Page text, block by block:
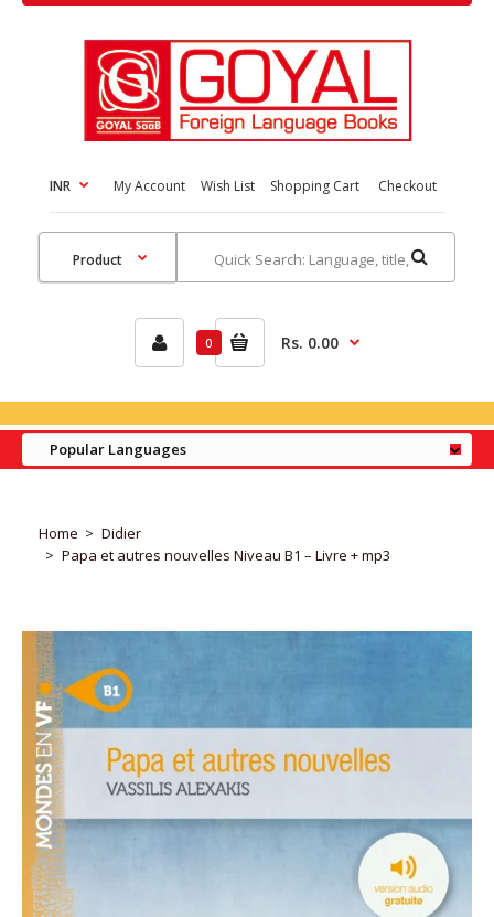
INR My Account Wish List Shopping Cart Checkout
0 Rs. 0.00
Popular Languages
Home
Didier
Papa et autres nouvelles Niveau B1 – Livre + mp3